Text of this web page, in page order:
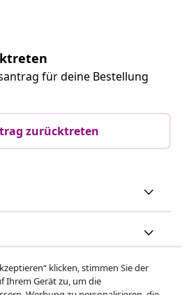
für deine Bestellung
zurücktreten
klicken, stimmen Sie der
Ihrem Gerät zu, um die